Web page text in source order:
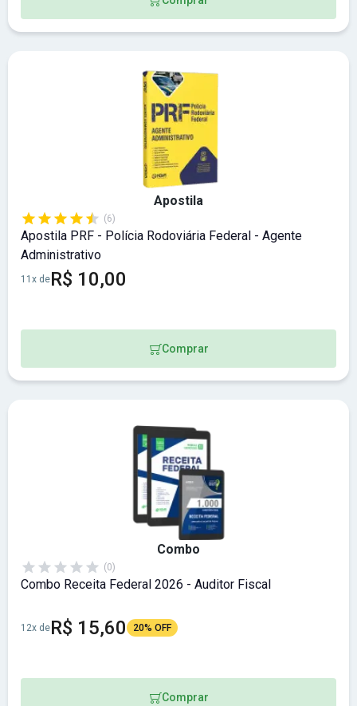
Apostila
(6)
Apostila PRF - Polícia Rodoviária Federal - Agente
Administrativo
11x deR$ 10,00
Comprar
Combo
(0)
Combo Receita Federal 2026 - Auditor Fiscal
12x deR$ 15,60 20% OFF
Comprar